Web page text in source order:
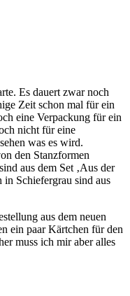
Es dauert zwar noch
Zeit schon mal für ein
eine Verpackung für ein
nicht für eine
was es wird.
den Stanzformen
aus dem Set ‚Aus der
Schiefergrau sind aus
aus dem neuen
ein paar Kärtchen für den
muss ich mir aber alles